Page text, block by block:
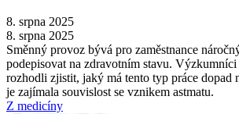
8. srpna 2025
8. srpna 2025
Směnný provoz bývá pro zaměstnance
podepisovat na zdravotním stavu.
rozhodli zjistit, jaký má tento typ práce dopad
je zajímala souvislost se vznikem astmatu.
Z medicíny